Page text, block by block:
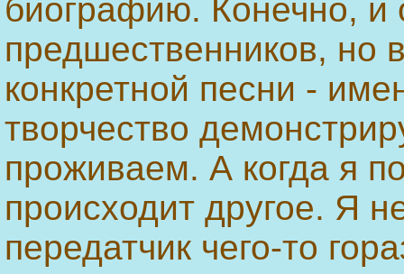
биографию. Конечно, и
предшественников, но
конкретной песни -
творчество
проживаем. А когда я
происходит другое. Я
передатчик чего-то